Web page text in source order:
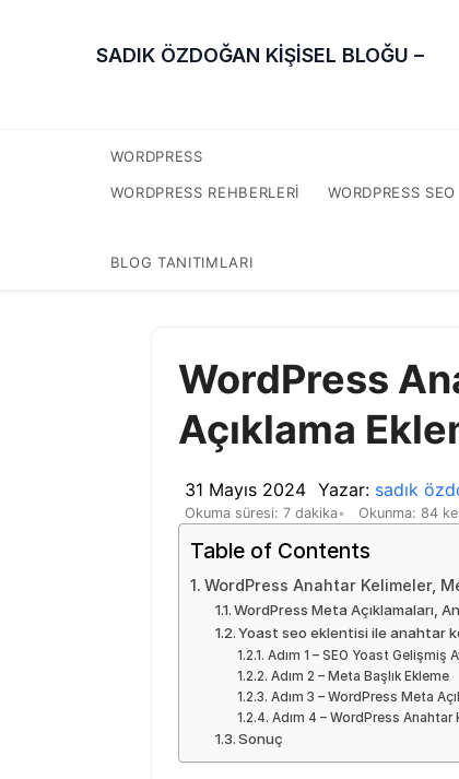
SADIK ÖZDOĞAN KİŞİSEL BLOĞU –
WORDPRESS
WORDPRESS REHBERLERI WORDPRESS SEO
BLOG TANITIMLARI
WordPress
Açıklama
31 Mayıs 2024 Yazar: sadık
Okuma süresi: 7 dakika Okunma: 84
Table of Contents
WordPress Anahtar Kelimeler,
WordPress Meta Açıklamaları,
Yoast seo eklentisi ile anahtar
Adım 1 – SEO Yoast Gelişmiş
Adım 2 – Meta Başlık Ekleme
Adım 3 – WordPress Meta
Adım 4 – WordPress Anahtar
Sonuç